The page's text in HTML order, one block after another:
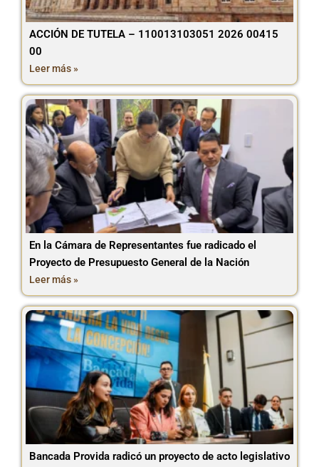
ACCIÓN DE TUTELA – 110013103051 2026 00415
00
Leer más »
En la Cámara de Representantes fue radicado el
Proyecto de Presupuesto General de la Nación
Leer más »
Bancada Provida radicó un proyecto de acto legislativo